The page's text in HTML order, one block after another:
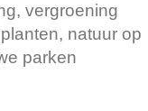
vergroening
natuur op
parken